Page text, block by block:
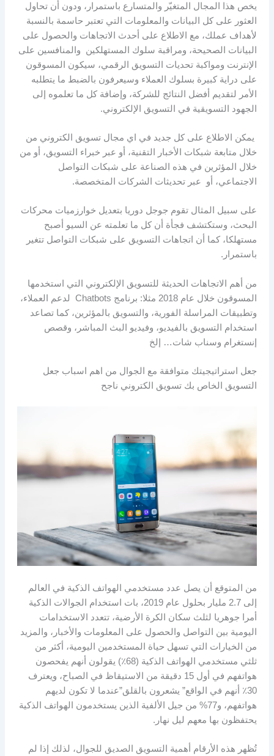
يخص هذا المجال المتغيّر والمتسارع باستمرار، ودون أن تحاول
العثور على كل البيانات والمعلومات التي تعتبر حاسمة بالنسبة
لأهداف عملك، مع الاطلاع على أحدث الاتجاهات والحصول على
البيانات الصحيحة، ومراقبة سلوك المستهلكين والمنافسين على
الإنترنت ومواكبة تحديات التسويق الرقمي، سيكون المسوقون
على دراية كبيرة بسلوك العملاء وسيعرفون بالضبط ما يتطلبه
الأمر لتقديم أفضل النتائج للشركة، وإضافة كل ما تعلموه إلى
الجهود التسويقية في التسويق الإلكتروني.
يمكن الاطلاع على كل جديد في اي مجال تسويق الكتروني من
خلال متابعة شبكات الأخبار التقنية، أو عبر خبراء التسويق، أو من
خلال المؤثرين في هذه الصناعة على شبكات التواصل
الاجتماعي، أو عبر تحديثات الشركات المتخصصة.
على سبيل المثال تقوم جوجل دوريا بتعديل خوارزميات محركات
البحث، وستكتشف فجأة أن كل ما تعلمته عن السيو أصبح
مستهلكا، كما أن اتجاهات التسويق على شبكات التواصل تتغير
باستمرار.
من أهم الاتجاهات الحديثة للتسويق الإلكتروني التي استخدمها
المسوقون خلال عام 2018 مثلا: برنامج Chatbots لدعم العملاء،
وتطبيقات المراسلة الفورية، والتسويق بالمؤثرين، كما تصاعد
استخدام التسويق بالفيديو، وفيديو البث المباشر، وقصص
إنستغرام وسناب شات… إلخ
جعل استراتيجيتك متوافقة مع الجوال من اهم اسباب جعل
التسويق الخاص بك تسويق الكتروني ناجح
من المتوقع أن يصل عدد مستخدمي الهواتف الذكية في العالم
إلى 2.7 مليار بحلول عام 2019، بات استخدام الجوالات الذكية
أمرا جوهريا لثلث سكان الكرة الأرضية، تتعدد الاستخدامات
اليومية بين التواصل والحصول على المعلومات والأخبار، والمزيد
من الخيارات التي تسهل حياة المستخدمين اليومية، أكثر من
ثلثي مستخدمي الهواتف الذكية (68٪) يقولون أنهم يفحصون
هواتفهم في أول 15 دقيقة من الاستيقاظ في الصباح، ويعترف
30٪ أنهم في الواقع” يشعرون بالقلق”عندما لا تكون لديهم
هواتفهم، و77% من جيل الألفية الذين يستخدمون الهواتف الذكية
يحتفظون بها معهم ليل نهار.
تُظهر هذه الأرقام أهمية التسويق الصديق للجوال، لذلك إذا لم